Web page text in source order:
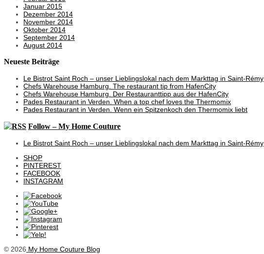
Januar 2015
Dezember 2014
November 2014
Oktober 2014
September 2014
August 2014
Neueste Beiträge
Le Bistrot Saint Roch – unser Lieblingslokal nach dem Markttag in Saint-Rémy
Chefs Warehouse Hamburg. The restaurant tip from HafenCity
Chefs Warehouse Hamburg. Der Restauranttipp aus der HafenCity
Pades Restaurant in Verden. When a top chef loves the Thermomix
Pades Restaurant in Verden. Wenn ein Spitzenkoch den Thermomix liebt
Follow – My Home Couture
Le Bistrot Saint Roch – unser Lieblingslokal nach dem Markttag in Saint-Rémy
SHOP
PINTEREST
FACEBOOK
INSTAGRAM
© 2026 My Home Couture Blog